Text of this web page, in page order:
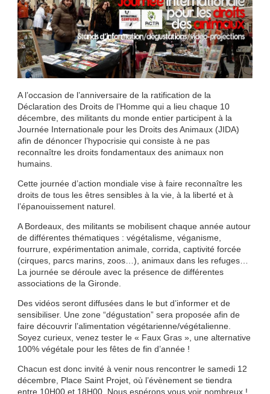
A l’occasion de l’anniversaire de la ratification de la
Déclaration des Droits de l’Homme qui a lieu chaque 10
décembre, des militants du monde entier participent à la
Journée Internationale pour les Droits des Animaux (JIDA)
afin de dénoncer l’hypocrisie qui consiste à ne pas
reconnaître les droits fondamentaux des animaux non
humains.
Cette journée d’action mondiale vise à faire reconnaître les
droits de tous les êtres sensibles à la vie, à la liberté et à
l’épanouissement naturel.
A Bordeaux, des militants se mobilisent chaque année autour
de différentes thématiques : végétalisme, véganisme,
fourrure, expérimentation animale, corrida, captivité forcée
(cirques, parcs marins, zoos…), animaux dans les refuges…
La journée se déroule avec la présence de différentes
associations de la Gironde.
Des vidéos seront diffusées dans le but d’informer et de
sensibiliser. Une zone “dégustation” sera proposée afin de
faire découvrir l’alimentation végétarienne/végétalienne.
Soyez curieux, venez tester le « Faux Gras », une alternative
100% végétale pour les fêtes de fin d’année !
Chacun est donc invité à venir nous rencontrer le samedi 12
décembre, Place Saint Projet, où l’évènement se tiendra
entre 10H00 et 18H00. Nous espérons vous voir nombreux !